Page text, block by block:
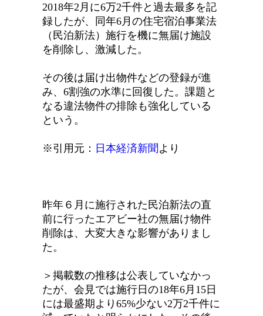
2018年2月に6万2千件と過去最多を記
録したが、同年6月の住宅宿泊事業法
（民泊新法）施行を機に無届け施設
を削除し、激減した。
その後は届け出物件などの登録が進
み、6割強の水準に回復した。課題と
なる違法物件の排除も強化している
という。
※引用元： 日本経済新聞 より
昨年６月に施行された民泊新法の直
前に行ったエアビー社の無届け物件
削除は、大変大きな影響がありまし
た。
＞掲載数の推移は公表していなかっ
たが、会見では施行日の18年6月15日
には最盛期より65%少ない2万2千件に